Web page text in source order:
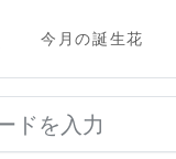
今月の誕生花